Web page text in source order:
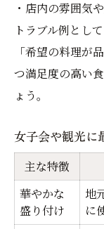
・店内の雰囲気
トラブル例とし
「希望の料理が
つ満足度の高い
ょう。
女子会や観光に
主な特徴
華やかな
盛り付け
地
に